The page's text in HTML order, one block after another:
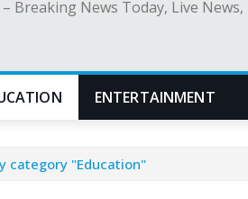
Breaking News Today, Live News,
ENTERTAINMENT
category "Education"